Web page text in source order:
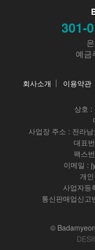
301-
예금
회사소개 이용약관
상호 :
사업장 주소 : 전라
대표
팩스
이메일 :
개
사업자등
통신판매업신고
©